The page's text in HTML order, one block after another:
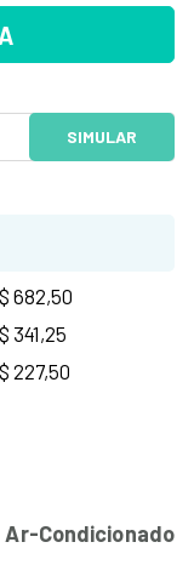
682,50
341,25
227,50